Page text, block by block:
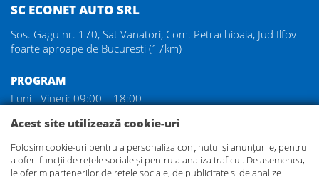
SC ECONET AUTO SRL
Sos. Gagu nr. 170, Sat Vanatori, Com. Petrachioaia, Jud Ilfov -
foarte aproape de Bucuresti (17km)
PROGRAM
Luni - Vineri: 09:00 – 18:00
Duminica: inchis
DEZMEMBRARI GAGU
Acest site utilizează cookie-uri
Folosim cookie-uri pentru a personaliza conținutul și anunțurile, pentru
a oferi funcții de rețele sociale și pentru a analiza traficul. De asemenea,
le oferim partenerilor de rețele sociale, de publicitate și de analize